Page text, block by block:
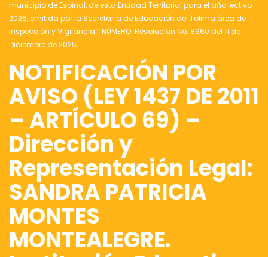
municipio de Espinal, de esta Entidad Territorial para el año lectivo
2026, emitida por la Secretaría de Educación del Tolima área de
Inspección y Vigilancia”. NÚMERO: Resolución No. 8960 del 11 de
Diciembre de 2025.
NOTIFICACIÓN POR
AVISO (LEY 1437 DE 2011
– ARTÍCULO 69) –
Dirección y
Representación Legal:
SANDRA PATRICIA
MONTES
MONTEALEGRE.